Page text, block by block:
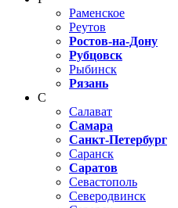
Раменское
Реутов
Ростов-на-Дону
Рубцовск
Рыбинск
Рязань
С
Салават
Самара
Санкт-Петербург
Саранск
Саратов
Севастополь
Северодвинск